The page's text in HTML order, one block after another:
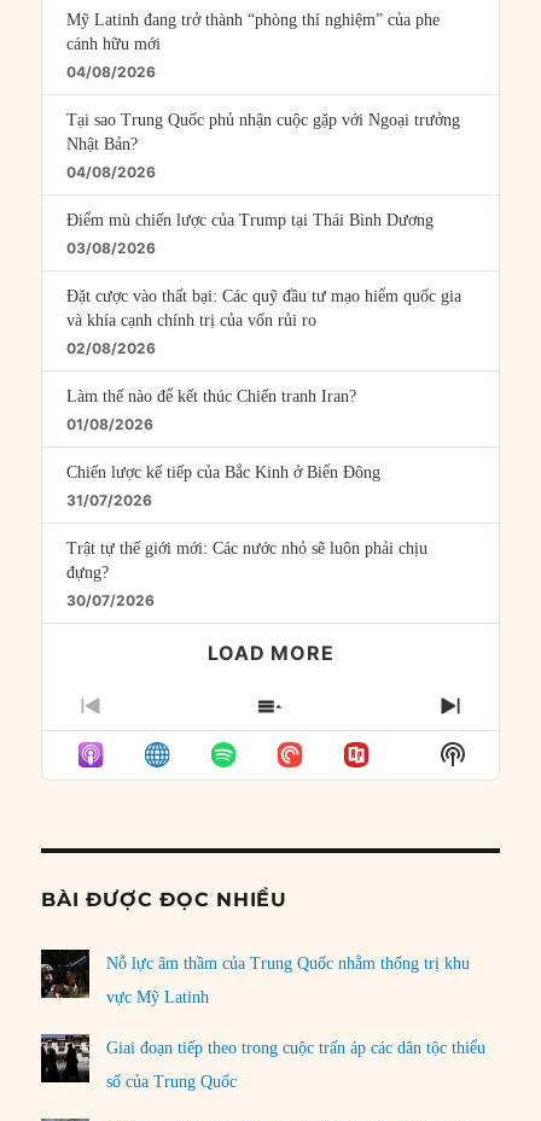
Mỹ Latinh đang trở thành “phòng thí nghiệm” của phe
cánh hữu mới
04/08/2026
Tại sao Trung Quốc phủ nhận cuộc gặp với Ngoại trưởng
Nhật Bản?
04/08/2026
Điểm mù chiến lược của Trump tại Thái Bình Dương
03/08/2026
Đặt cược vào thất bại: Các quỹ đầu tư mạo hiểm quốc gia
và khía cạnh chính trị của vốn rủi ro
02/08/2026
Làm thế nào để kết thúc Chiến tranh Iran?
01/08/2026
Chiến lược kế tiếp của Bắc Kinh ở Biển Đông
31/07/2026
Trật tự thế giới mới: Các nước nhỏ sẽ luôn phải chịu
đựng?
30/07/2026
LOAD MORE
PREVIOUS
EPISODE
SHOW
EPISODES
LIST
NEXT
Show
Podcast
BÀI ĐƯỢC ĐỌC NHIỀU
Nỗ lực âm thầm của Trung Quốc nhằm thống trị khu
vực Mỹ Latinh
Giai đoạn tiếp theo trong cuộc trấn áp các dân tộc thiểu
số của Trung Quốc